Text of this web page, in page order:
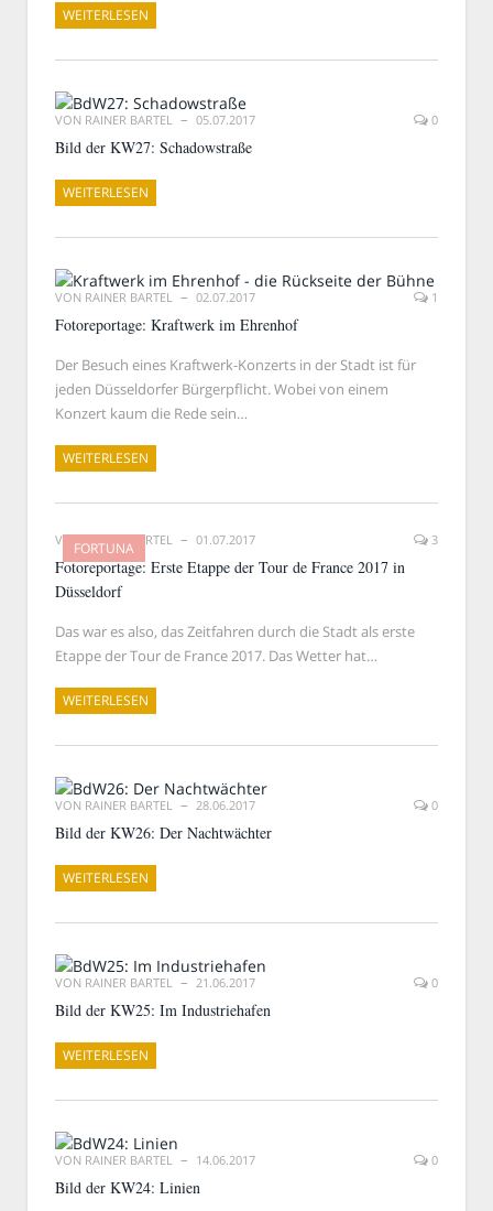
WEITERLESEN
VON RAINER BARTEL 05.07.2017 0
Bild der KW27: Schadowstraße
WEITERLESEN
VON RAINER BARTEL 02.07.2017 1
Fotoreportage: Kraftwerk im Ehrenhof
Der Besuch eines Kraftwerk-Konzerts in der Stadt ist für
jeden Düsseldorfer Bürgerpflicht. Wobei von einem
Konzert kaum die Rede sein…
WEITERLESEN
FORTUNA
VONRAINER BARTEL 01.07.2017 3
Fotoreportage: Erste Etappe der Tour de France 2017 in
Düsseldorf
Das war es also, das Zeitfahren durch die Stadt als erste
Etappe der Tour de France 2017. Das Wetter hat…
WEITERLESEN
VON RAINER BARTEL 28.06.2017 0
Bild der KW26: Der Nachtwächter
WEITERLESEN
VON RAINER BARTEL 21.06.2017 0
Bild der KW25: Im Industriehafen
WEITERLESEN
VON RAINER BARTEL 14.06.2017 0
Bild der KW24: Linien